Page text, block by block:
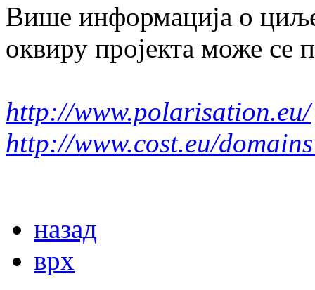
Више информација о
оквиру пројекта може се
http://www.polarisation.eu/
http://www.cost.eu/
назад
врх